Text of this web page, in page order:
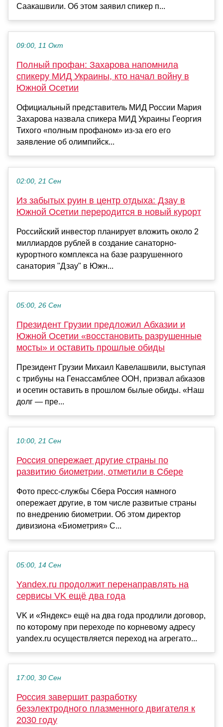
Саакашвили. Об этом заявил спикер п...
09:00, 11 Окт
Полный профан: Захарова напомнила
спикеру МИД Украины, кто начал войну в
Южной Осетии
Официальный представитель МИД России Мария
Захарова назвала спикера МИД Украины Георгия
Тихого «полным профаном» из-за его его
заявление об олимпийск...
02:00, 21 Сен
Из забытых руин в центр отдыха: Дзау в
Южной Осетии переродится в новый курорт
Российский инвестор планирует вложить около 2
миллиардов рублей в создание санаторно-
курортного комплекса на базе разрушенного
санатория "Дзау" в Южн...
05:00, 26 Сен
Президент Грузии предложил Абхазии и
Южной Осетии «восстановить разрушенные
мосты» и оставить прошлые обиды
Президент Грузии Михаил Кавелашвили, выступая
с трибуны на Генассамблее ООН, призвал абхазов
и осетин оставить в прошлом былые обиды. «Наш
долг — пре...
10:00, 21 Сен
Россия опережает другие страны по
развитию биометрии, отметили в Сбере
Фото пресс-службы Сбера Россия намного
опережает другие, в том числе развитые страны
по внедрению биометрии. Об этом директор
дивизиона «Биометрия» С...
05:00, 14 Сен
Yandex.ru продолжит перенаправлять на
сервисы VK ещё два года
VK и «Яндекс» ещё на два года продлили договор,
по которому при переходе по корневому адресу
yandex.ru осуществляется переход на агрегато...
17:00, 30 Сен
Россия завершит разработку
безэлектродного плазменного двигателя к
2030 году